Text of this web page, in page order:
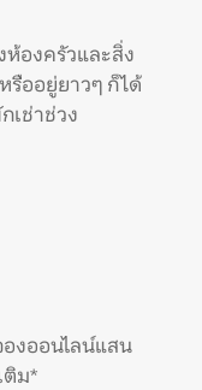
ห้องครัวและสิ่ง
รืออยู่ยาวๆ ก็ได้
เช่าช่วง
องออนไลน์แสน
ติม*